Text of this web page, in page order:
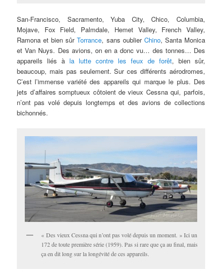
San-Francisco, Sacramento, Yuba City, Chico, Columbia,
Mojave, Fox Field, Palmdale, Hemet Valley, French Valley,
Ramona et bien sûrTorrance, sans oublier Chino, Santa Monica
et Van Nuys. Des avions, on en a donc vu… des tonnes… Des
appareils liés àla lutte contre les feux de forêt, bien sûr,
beaucoup, mais pas seulement. Sur ces différents aérodromes,
C’est l’immense variété des appareils qui marque le plus. Des
jets d’affaires somptueux côtoient de vieux Cessna qui, parfois,
n’ont pas volé depuis longtemps et des avions de collections
bichonnés.
« Des vieux Cessna qui n’ont pas volé depuis un moment. » Ici un
172 de toute première série (1959). Pas si rare que ça au final, mais
ça en dit long sur la longévité de ces appareils.